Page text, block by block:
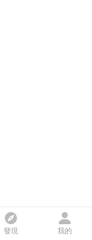
發現 我的